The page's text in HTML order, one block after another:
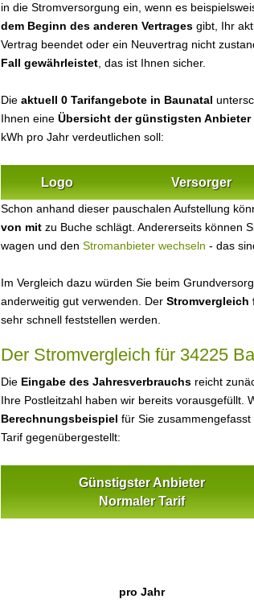
in die Stromversorgung ein, wenn es
dem Beginn des anderen Vertrages gibt, Ihr
Vertrag beendet oder ein Neuvertrag nicht
Fall gewährleistet , das ist Ihnen sicher.
Die aktuell 0 Tarifangebote in Baunatal
Ihnen eine Übersicht der günstigsten
kWh pro Jahr verdeutlichen soll:
Logo Versorger
Schon anhand dieser pauschalen Aufstellung
von mit zu Buche schlägt. Andererseits können
wagen und den Stromanbieter wechseln - das
Im Vergleich dazu würden Sie beim
anderweitig gut verwenden. Der Stromvergleich
sehr schnell feststellen werden.
Der Stromvergleich für 34225
Die Eingabe des Jahresverbrauchs reicht
Ihre Postleitzahl haben wir bereits vorausgefüllt.
Berechnungsbeispiel für Sie
Tarif gegenübergestellt:
Günstigster Anbieter
Normaler Tarif
pro Jahr